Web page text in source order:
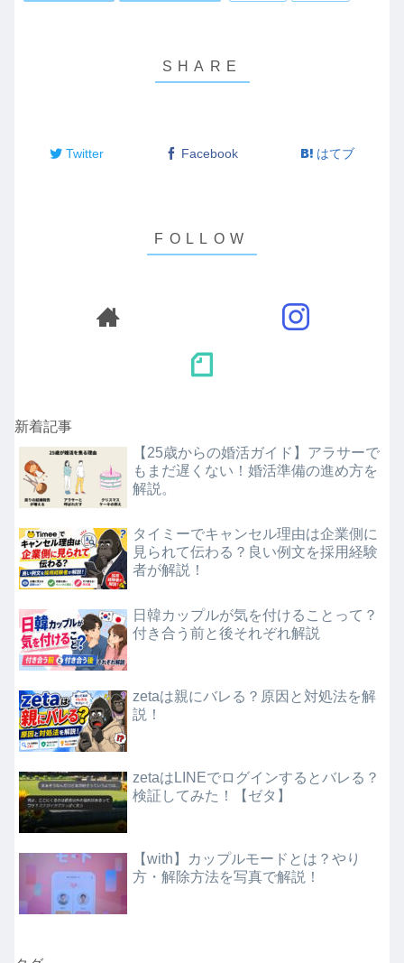
Twitter Facebook はてブ
新着記事
【25歳からの婚活ガイド】アラサーで
もまだ遅くない！婚活準備の進め方を
解説。
タイミーでキャンセル理由は企業側に
見られて伝わる？良い例文を採用経験
者が解説！
日韓カップルが気を付けることって？
付き合う前と後それぞれ解説
zetaは親にバレる？原因と対処法を解
説！
zetaはLINEでログインするとバレる？
検証してみた！【ゼタ】
【with】カップルモードとは？やり
方・解除方法を写真で解説！